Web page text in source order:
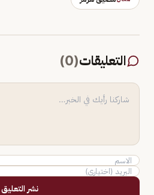
التعليقات(
0
)
نشر التعليق